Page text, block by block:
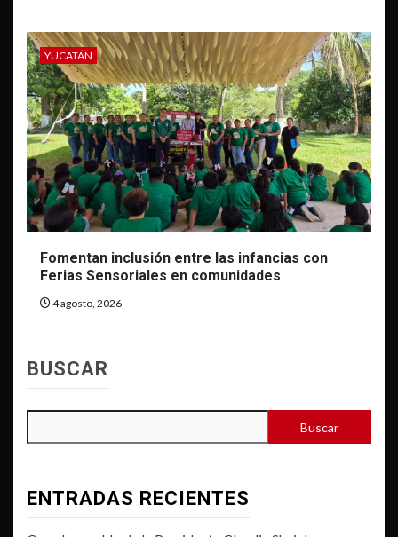
YUCATÁN
Fomentan inclusión entre las infancias con
Ferias Sensoriales en comunidades
4 agosto, 2026
BUSCAR
Buscar
ENTRADAS RECIENTES